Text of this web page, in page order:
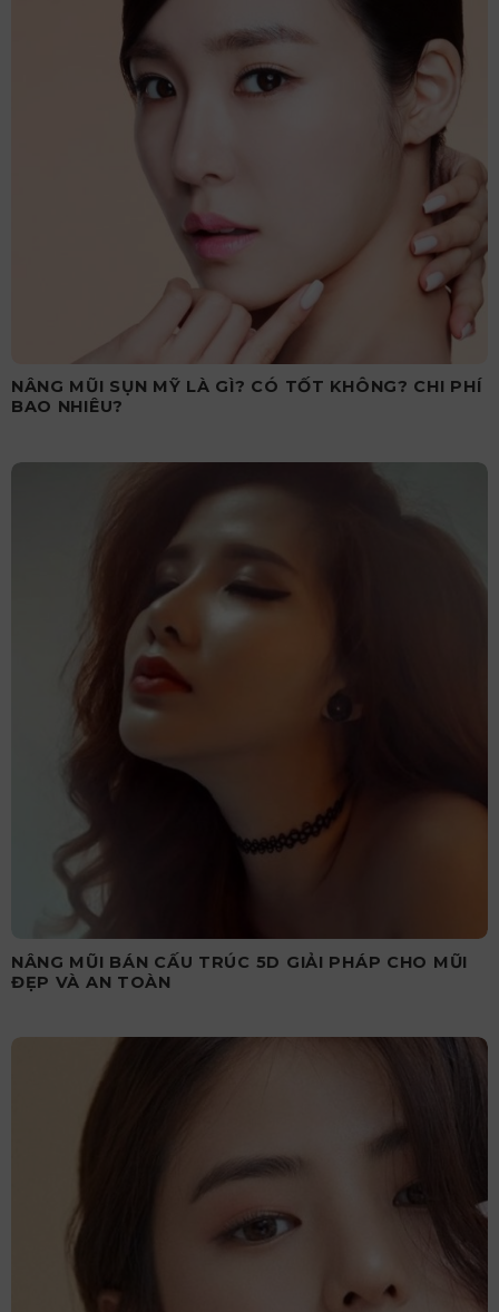
NÂNG MŨI SỤN MỸ LÀ GÌ? CÓ TỐT KHÔNG? CHI PHÍ
BAO NHIÊU?
NÂNG MŨI BÁN CẤU TRÚC 5D GIẢI PHÁP CHO MŨI
ĐẸP VÀ AN TOÀN